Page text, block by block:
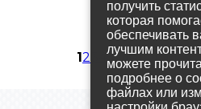
Страницы
12 5следующая ›
получить
которая
обеспечивать
лучшим
можете
подробнее о
файлах или